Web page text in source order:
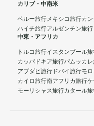
カリブ・中南米
ペルー旅行メキシコ旅行カ
ハイチ旅行アルゼンチン旅行
中東・アフリカ
トルコ旅行イスタンブール
カッパドキア旅行パムッカ
アブダビ旅行 ドバイ旅行モ
カイロ旅行南アフリカ旅行
モーリシャス旅行カタール